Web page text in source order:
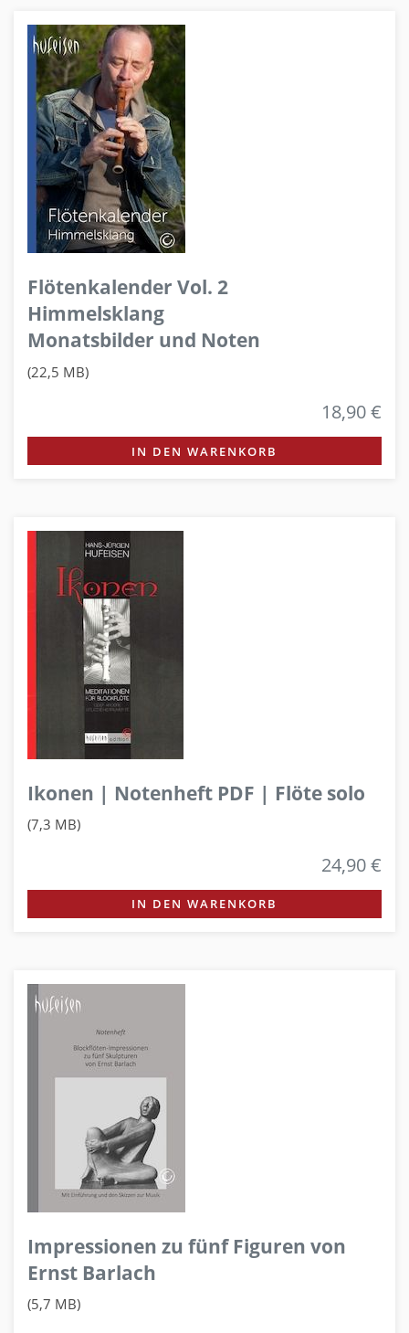
Flötenkalender Vol. 2
Himmelsklang
Monatsbilder und Noten
(22,5 MB)
18,90 €
IN DEN WARENKORB
Ikonen | Notenheft PDF | Flöte solo
(7,3 MB)
24,90 €
IN DEN WARENKORB
Impressionen zu fünf Figuren von
Ernst Barlach
(5,7 MB)